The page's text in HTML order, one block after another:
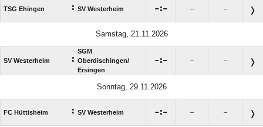
TSG Ehingen : SV Westerheim : – –
Samstag, 21.11.2026
SV Westerheim :
SGM
Oberdischingen/​
Ersingen
: – –
Sonntag, 29.11.2026
FC Hüttisheim : SV Westerheim : – –